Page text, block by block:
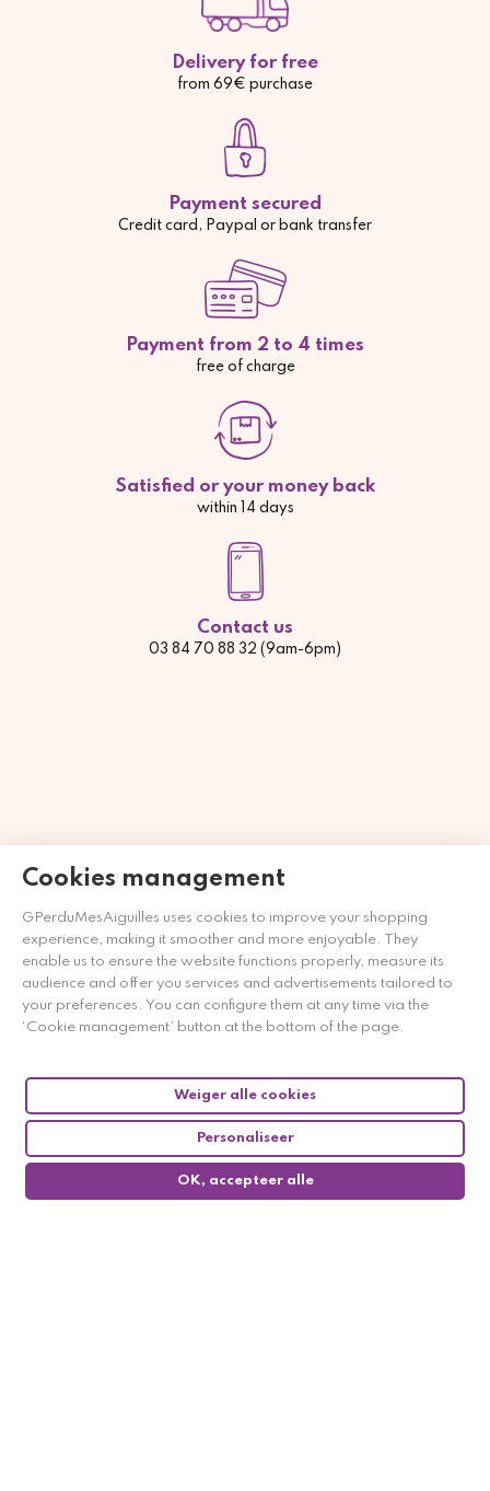
Cookies management
GPerduMesAiguilles uses cookies to improve your shopping
experience, making it smoother and more enjoyable. They
enable us to ensure the website functions properly, measure its
audience and offer you services and advertisements tailored to
your preferences. You can configure them at any time via the
‘Cookie management’ button at the bottom of the page.
OK, accepteer alle
Weiger alle cookies
Personaliseer
Delivery for free
from 69€ purchase
Payment secured
Credit card, Paypal or bank transfer
Payment from 2 to 4 times
free of charge
Satisfied or your money back
within 14 days
Contact us
03 84 70 88 32 (9am-6pm)
Merchant goedgekeurd door Gegarandeerde Beoordelingen
Nederlandklik hier om het attest te tonen.